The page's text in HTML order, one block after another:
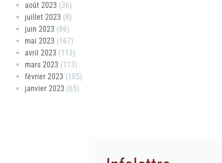
août 2023 (36)
juillet 2023 (8)
juin 2023 (86)
mai 2023 (167)
avril 2023 (113)
mars 2023 (113)
février 2023 (105)
janvier 2023 (65)